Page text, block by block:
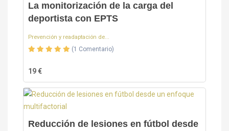
La monitorización de la carga del
deportista con EPTS
Prevención y readaptación de...
(1 Comentario)
19 €
Reducción de lesiones en fútbol desde